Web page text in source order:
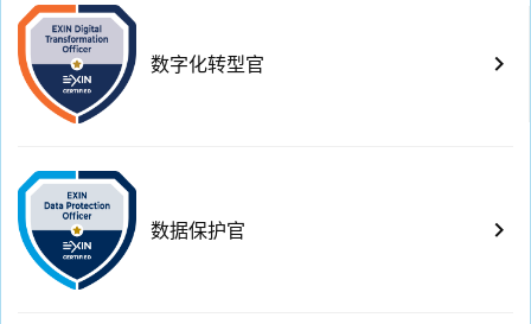
数字化转型官 keyboard_arrow_right
数据保护官 keyboard_arrow_right